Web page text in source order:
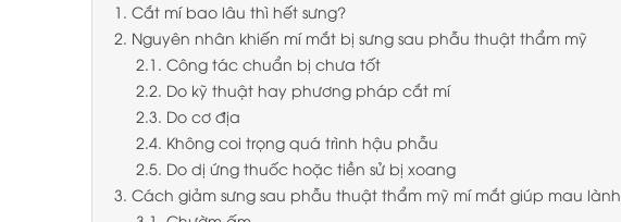
1. Cắt mí bao lâu thì hết sưng?
2. Nguyên nhân khiến mí mắt bị sưng sau phẫu thuật thẩm mỹ
2.1. Công tác chuẩn bị chưa tốt
2.2. Do kỹ thuật hay phương pháp cắt mí
2.3. Do cơ địa
2.4. Không coi trọng quá trình hậu phẫu
2.5. Do dị ứng thuốc hoặc tiền sử bị xoang
3. Cách giảm sưng sau phẫu thuật thẩm mỹ mí mắt giúp mau lành